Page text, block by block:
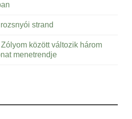
strand
között változik három
menetrendje